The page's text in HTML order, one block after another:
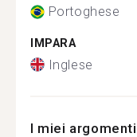
Portoghese
IMPARA
Inglese
I miei